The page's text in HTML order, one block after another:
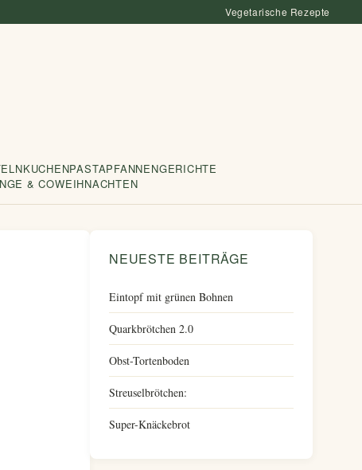
Vegetarische Rezepte
KUCHENPASTAPFANNENGERICHTE
& COWEIHNACHTEN
NEUESTE BEITRÄGE
Eintopf mit grünen Bohnen
Quarkbrötchen 2.0
Obst-Tortenboden
Streuselbrötchen:
Super-Knäckebrot